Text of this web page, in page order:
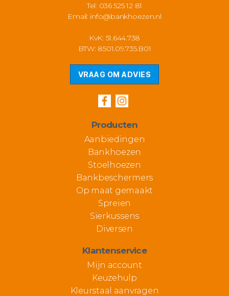
Tel: 036 525 12 81
Email: info@bankhoezen.nl
KvK: 51.644.738
BTW: 8501.09.735.B01
VRAAG OM ADVIES
Producten
Aanbiedingen
Bankhoezen
Stoelhoezen
Bankbeschermers
Op maat gemaakt
Spreien
Sierkussens
Diversen
Klantenservice
Mijn account
Keuzehulp
Kleurstaal aanvragen